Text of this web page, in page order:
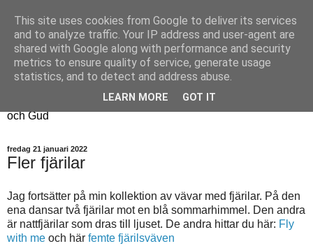
Fyren
Fyren finns för att sprida ljus i mörkret
För att påminna om guldkanterna i tillvaron
Här samsas jakt, hantverk, odling, och andra tankar om livet
och Gud
fredag 21 januari 2022
Fler fjärilar
Jag fortsätter på min kollektion av vävar med fjärilar. På den
ena dansar två fjärilar mot en blå sommarhimmel. Den andra
är nattfjärilar som dras till ljuset. De andra hittar du här: Fly
with me och här femte fjärilsväven
This site uses cookies from Google to deliver its services
and to analyze traffic. Your IP address and user-agent are
shared with Google along with performance and security
metrics to ensure quality of service, generate usage
statistics, and to detect and address abuse.
LEARN MORE GOT IT